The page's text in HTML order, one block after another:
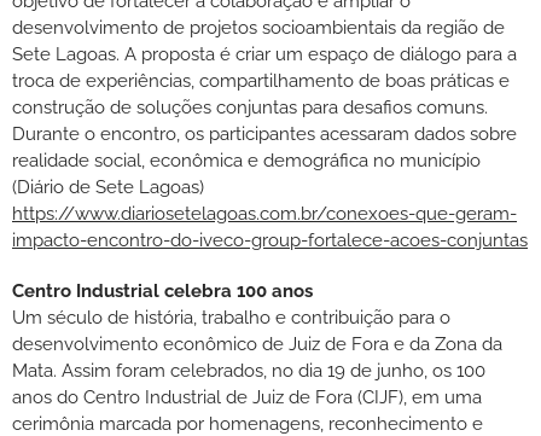
desenvolvimento de projetos socioambientais da região de
Sete Lagoas. A proposta é criar um espaço de diálogo para a
troca de experiências, compartilhamento de boas práticas e
construção de soluções conjuntas para desafios comuns.
Durante o encontro, os participantes acessaram dados sobre
realidade social, econômica e demográfica no município
(Diário de Sete Lagoas)
https://www.diariosetelagoas.com.br/conexoes-que-geram-
impacto-encontro-do-iveco-group-fortalece-acoes-conjuntas
Centro Industrial celebra 100 anos
Um século de história, trabalho e contribuição para o
desenvolvimento econômico de Juiz de Fora e da Zona da
Mata. Assim foram celebrados, no dia 19 de junho, os 100
anos do Centro Industrial de Juiz de Fora (CIJF), em uma
cerimônia marcada por homenagens, reconhecimento e